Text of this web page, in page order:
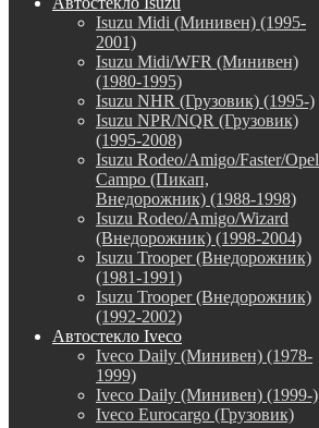
Isuzu Midi (Минивен) (1995-
2001)
Isuzu Midi/WFR (Минивен)
(1980-1995)
Isuzu NHR (Грузовик) (1995-)
Isuzu NPR/NQR (Грузовик)
(1995-2008)
Isuzu Rodeo/Amigo/Faster/Opel
Campo (Пикап,
Внедорожник) (1988-1998)
Isuzu Rodeo/Amigo/Wizard
(Внедорожник) (1998-2004)
Isuzu Trooper (Внедорожник)
(1981-1991)
Isuzu Trooper (Внедорожник)
(1992-2002)
Автостекло Iveco
Iveco Daily (Минивен) (1978-
1999)
Iveco Daily (Минивен) (1999-)
Iveco Eurocargo (Грузовик)